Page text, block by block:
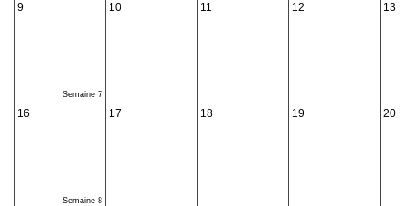
9
Semaine 7
10 11 12 13
16
Semaine 8
17 18 19 20